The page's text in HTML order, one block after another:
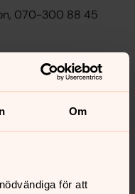
Om
för att
070-300 88 45
sidans